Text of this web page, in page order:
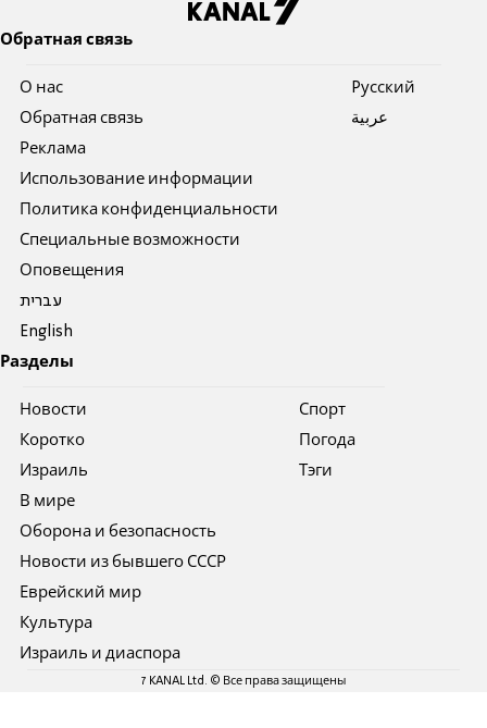
Обратная связь
О нас
Обратная связь
Реклама
Использование информации
Политика конфиденциальности
Специальные возможности
Оповещения
עברית
English
Pусский
عربية
Разделы
Новости
Коротко
Израиль
В мире
Оборона и безопасность
Новости из бывшего СССР
Еврейский мир
Культура
Израиль и диаспора
Спорт
Погода
Тэги
7 KANAL Ltd. © Все права защищены